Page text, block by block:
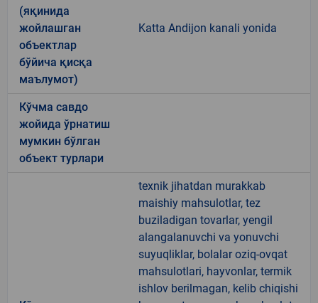
(яқинида
жойлашган
объектлар
бўйича қисқа
маълумот)
Katta Andijon kanali yonida
Кўчма савдо
жойида ўрнатиш
мумкин бўлган
объект турлари
texnik jihatdan murakkab
maishiy mahsulotlar, tez
buziladigan tovarlar, yengil
alangalanuvchi va yonuvchi
suyuqliklar, bolalar oziq-ovqat
mahsulotlari, hayvonlar, termik
ishlov berilmagan, kelib chiqishi